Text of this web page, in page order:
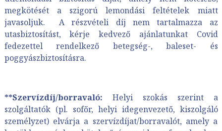
megkötését a szigorú lemondási feltételek miatt
javasoljuk. A részvételi díj nem tartalmazza az
utasbiztosítást, kérje kedvező ajánlatunkat Covid
fedezettel rendelkező betegség-, baleset- és
poggyászbiztosításra.
**Szervízdíj/borravaló: Helyi szokás szerint a
szolgáltatók (pl. sofőr, helyi idegenvezető, kiszolgáló
személyzet) elvárja a szervízdíjat/borravalót, amely a